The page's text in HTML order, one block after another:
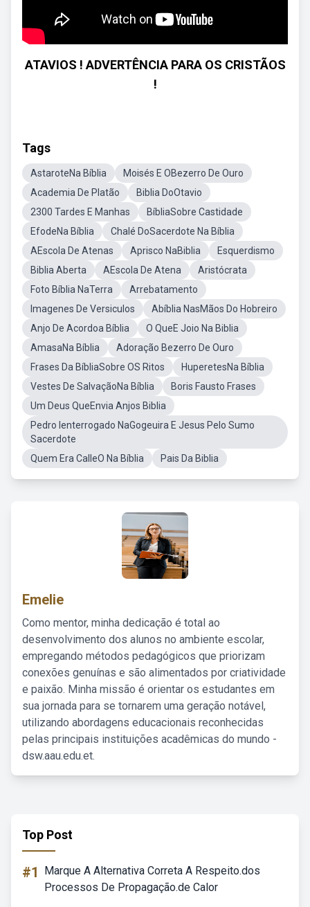
ATAVIOS ! ADVERTÊNCIA PARA OS CRISTÃOS
!
Tags
AstaroteNa Bíblia
Moisés E OBezerro De Ouro
Academia De Platão
Biblia DoOtavio
2300 Tardes E Manhas
BíbliaSobre Castidade
EfodeNa Bíblia
Chalé DoSacerdote Na Bíblia
AEscola De Atenas
Aprisco NaBiblia
Esquerdismo
Biblia Aberta
AEscola De Atena
Aristócrata
Foto Bíblia NaTerra
Arrebatamento
Imagenes De Versiculos
Abíblia NasMãos Do Hobreiro
Anjo De Acordoa Bíblia
O QueE Joio Na Biblia
AmasaNa Bíblia
Adoração Bezerro De Ouro
Frases Da BíbliaSobre OS Ritos
HuperetesNa Bíblia
Vestes De SalvaçãoNa Bíblia
Boris Fausto Frases
Um Deus QueEnvia Anjos Biblia
Pedro Ienterrogado NaGogeuira E Jesus Pelo Sumo
Sacerdote
Quem Era CalleO Na Bíblia
Pais Da Biblia
Emelie
Como mentor, minha dedicação é total ao
desenvolvimento dos alunos no ambiente escolar,
empregando métodos pedagógicos que priorizam
conexões genuínas e são alimentados por criatividade
e paixão. Minha missão é orientar os estudantes em
sua jornada para se tornarem uma geração notável,
utilizando abordagens educacionais reconhecidas
pelas principais instituições acadêmicas do mundo -
dsw.aau.edu.et.
Top Post
#1
Marque A Alternativa Correta A Respeito.dos
Processos De Propagação.de Calor